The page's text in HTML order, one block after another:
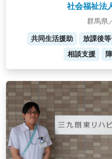
社会福祉法
群馬県
共同生活援助 放課後
相談支援